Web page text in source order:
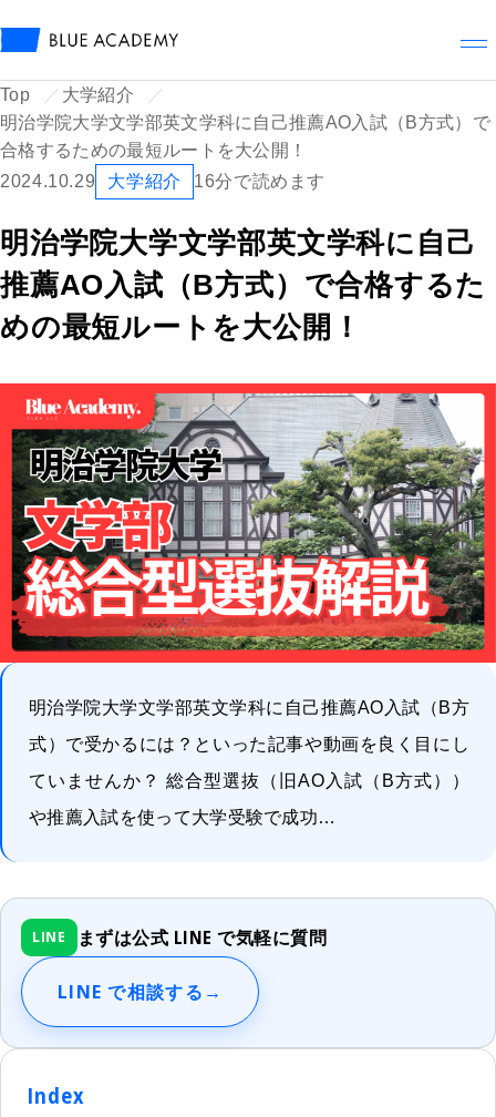
Top
大学紹介
明治学院大学文学部英文学科に自己推薦AO入試（B方式）で
合格するための最短ルートを大公開！
2024.10.29
大学紹介 16分で読めます
明治学院大学文学部英文学科に自己
推薦AO入試（B方式）で合格するた
めの最短ルートを大公開！
明治学院大学文学部英文学科に自己推薦AO入試（B方
式）で受かるには？といった記事や動画を良く目にし
ていませんか？ 総合型選抜（旧AO入試（B方式））
や推薦入試を使って大学受験で成功…
LINE まずは公式 LINE で気軽に質問
LINE で相談する →
Index